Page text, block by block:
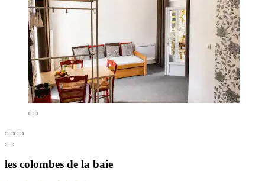
les colombes de la baie